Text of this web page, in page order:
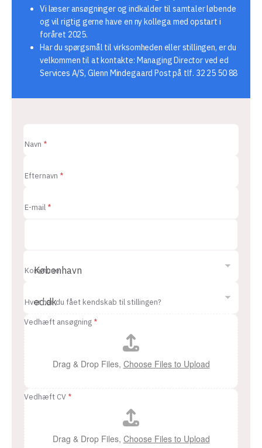
Vi læser ansøgninger og indkalder til samtaler løbende
og vil rigtig gerne have en ny kollega med opstart i
foråret 2025.
Har du spørgsmål til virksomheden eller stillingen, er du
velkommen til at kontakte: Managing Director ved ed
Services A/S, Glenn Mindegaard Post på tlf. 32 25 50 88
Navn *
Efternavn *
E-mail *
a
r
m
e
o
n
m
m
r
Kommune
Hvor har du fået kendskab til stillingen?
Vedhæft ansøgning *
Drag & Drop Files, Choose Files to Upload
Vedhæft CV *
Drag & Drop Files, Choose Files to Upload